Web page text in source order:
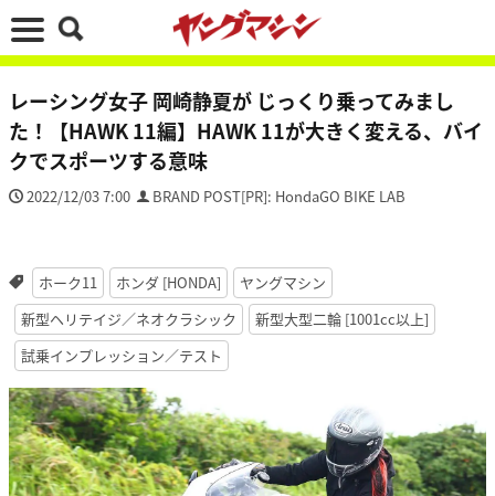
レーシング女子 岡崎静夏が じっくり乗ってみまし
た！【HAWK 11編】HAWK 11が大きく変える、バイ
クでスポーツする意味
2022/12/03 7:00 BRAND POST[PR]: HondaGO BIKE LAB
ホーク11 ホンダ [HONDA]
ヤングマシン
新型ヘリテイジ／ネオクラシック
新型大型二輪 [1001cc以上]
試乗インプレッション／テスト